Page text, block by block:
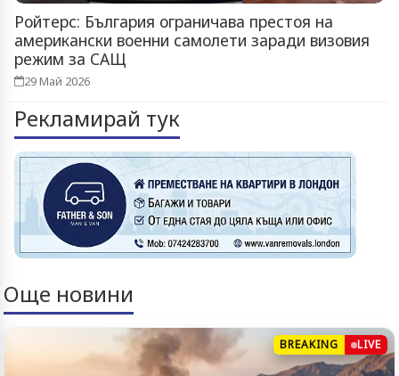
Ройтерс: България ограничава престоя на
американски военни самолети заради визовия
режим за САЩ
29 Май 2026
Рекламирай тук
Още новини
BREAKING LIVE